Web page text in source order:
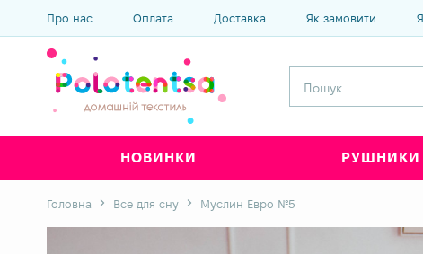
Про нас Оплата Доставка Як замовити
НОВИНКИ РУШНИКИ
Головна Все для сну Муслин Евро №5